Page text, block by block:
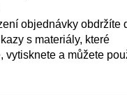
objednávky obdržíte
s materiály, které
vytisknete a můžete